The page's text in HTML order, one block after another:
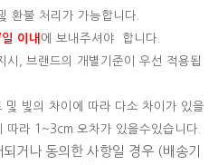
환불 처리가 가능합니다.
이내 에 보내주셔야 합니다.
, 브랜드의 개별기준이 우선 적용됩
및 빛의 차이에 따라 다소 차이가 있을
따라 1~3cm 오차가 있을수있습니다.
거나 동의한 사항일 경우 (배송기